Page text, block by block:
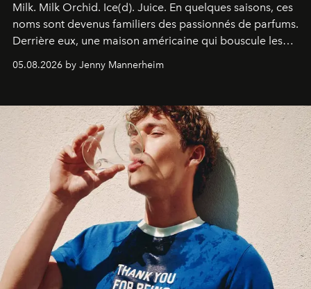
Milk. Milk Orchid. Ice(d). Juice. En quelques saisons, ces
noms sont devenus familiers des passionnés de parfums.
Derrière eux, une maison américaine qui bouscule les
codes de la parfumerie contemporaine en proposant
une approche aussi intuitive que personnelle :
05.08.2026 by Jenny Mannerheim